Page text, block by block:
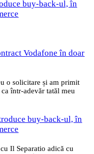
buy-back-ul, în
Vodafone în doar
o solicitare și am primit
într-adevăr tatăl meu
buy-back-ul, în
Il Separatio adică cu